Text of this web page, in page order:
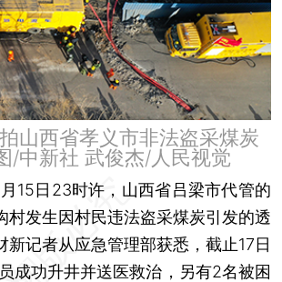
山西省孝义市非法盗采煤炭
/中新社 武俊杰/人民视觉
15日23时许，山西省吕梁市代管的
村发生因村民违法盗采煤炭引发的透
记者从应急管理部获悉，截止17日
成功升井并送医救治，另有2名被困